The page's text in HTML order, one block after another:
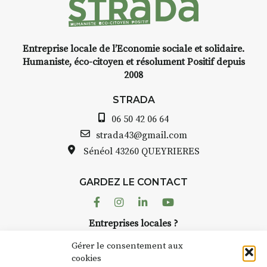
Gérer le consentement aux
cookies
INTERVIEW
avez ouvert une galerie à
Auzon…
Bernard TURLE Le Fumoir n’est
pas une galerie permanente.
AuzonToujours organise
dans le village. Des artistes et
caves, les granges d’Auzon. Le
Fumoir est l’un de ces espaces
Entreprise locale de l’Economie sociale et solidaire.
Humaniste, éco-citoyen et résolument Positif depuis
2008
STRADA
06 50 42 06 64
strada43@gmail.com
Sénéol 43260 QUEYRIERES
GARDEZ LE CONTACT
FacebookInstagram
LinkedinYoutube
Entreprises locales ?